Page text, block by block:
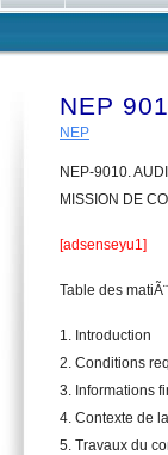
NEP
NEP
NEP-9010.
MISSION DE
[adsenseyu1]
Table des
1. Introduction
2. Conditions
3. Informations
4. Contexte de
5. Travaux du